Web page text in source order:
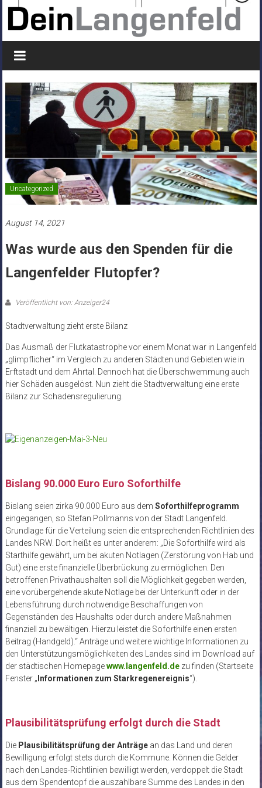
Uncategorized
August 14, 2021
Was wurde aus den Spenden für die
Langenfelder Flutopfer?
Veröffentlicht von: Anzeiger24
Stadtverwaltung zieht erste Bilanz
Das Ausmaß der Flutkatastrophe vor einem Monat war in Langenfeld
„glimpflicher“ im Vergleich zu anderen Städten und Gebieten wie in
Erftstadt und dem Ahrtal. Dennoch hat die Überschwemmung auch
hier Schäden ausgelöst. Nun zieht die Stadtverwaltung eine erste
Bilanz zur Schadensregulierung.
Bislang 90.000 Euro Euro Soforthilfe
Bislang seien zirka 90.000 Euro aus dem Soforthilfeprogramm
eingegangen, so Stefan Pollmanns von der Stadt Langenfeld.
Grundlage für die Verteilung seien die entsprechenden Richtlinien des
Landes NRW. Dort heißt es unter anderem: „Die Soforthilfe wird als
Starthilfe gewährt, um bei akuten Notlagen (Zerstörung von Hab und
Gut) eine erste finanzielle Überbrückung zu ermöglichen. Den
betroffenen Privathaushalten soll die Möglichkeit gegeben werden,
eine vorübergehende akute Notlage bei der Unterkunft oder in der
Lebensführung durch notwendige Beschaffungen von
Gegenständen des Haushalts oder durch andere Maßnahmen
finanziell zu bewältigen. Hierzu leistet die Soforthilfe einen ersten
Beitrag (Handgeld).“ Anträge und weitere wichtige Informationen zu
den Unterstützungsmöglichkeiten des Landes sind im Download auf
der städtischen Homepagewww.langenfeld.dezu finden (Startseite
Fenster „ Informationen zum Starkregenereignis“).
Plausibilitätsprüfung erfolgt durch die Stadt
Die Plausibilitätsprüfung der Anträgean das Land und deren
Bewilligung erfolgt stets durch die Kommune. Können die Gelder
nach den Landes-Richtlinien bewilligt werden, verdoppelt die Stadt
aus dem Spendentopf die auszahlbare Summe des Landes in den